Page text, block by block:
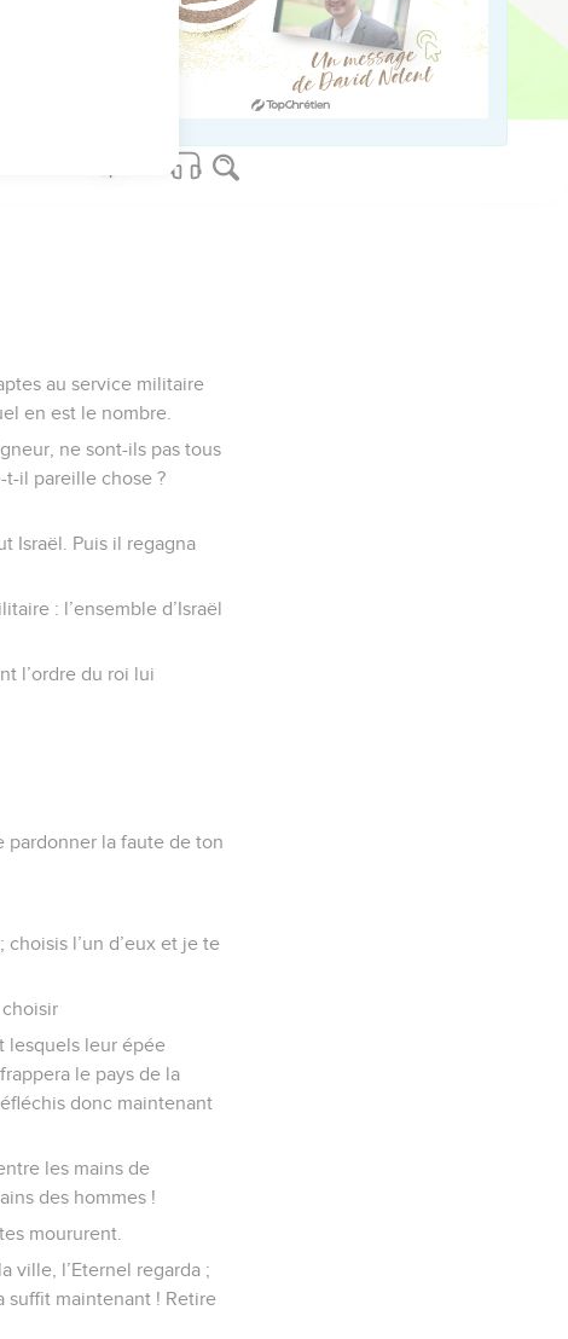
worldwide.
au service militaire
en est le nombre.
ne sont-ils pas tous
t-il pareille chose ?
Israël. Puis il regagna
: l’ensemble d’Israël
l’ordre du roi lui
pardonner la faute de ton
l’un d’eux et je te
lesquels leur épée
le pays de la
donc maintenant
les mains de
des hommes !
moururent.
ville, l’Eternel regarda ;
suffit maintenant ! Retire